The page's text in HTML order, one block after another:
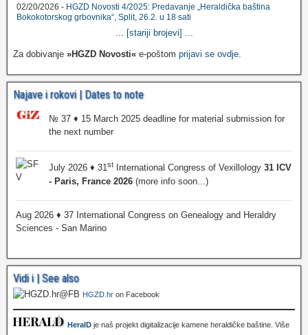
02/20/2026 - HGZD Novosti 4/2025: Predavanje „Heraldička baština
Bokokotorskog grbovnika“, Split, 26.2. u 18 sati
... [stariji brojevi] ...
Za dobivanje »HGZD Novosti« e-poštom prijavi se ovdje.
Najave i rokovi | Dates to note
№ 37 ♦ 15 March 2025 deadline for material submission for
the next number
July 2026 ♦ 31st International Congress of Vexillology 31 ICV
- Paris, France 2026 (more info soon...)
Aug 2026 ♦ 37 International Congress on Genealogy and Heraldry
Sciences - San Marino
Vidi i | See also
HGZD.hr on Facebook
HeralD je naš projekt digitalizacije kamene heraldičke baštine. Više